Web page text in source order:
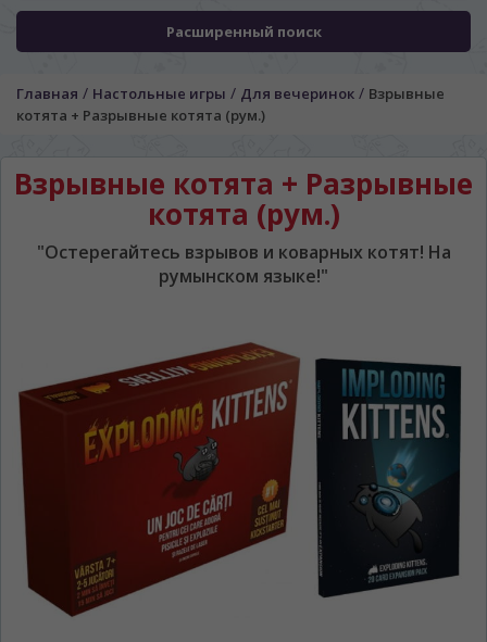
Расширенный поиск
Главная / Настольные игры / Для вечеринок / Взрывные
котята + Разрывные котята (рум.)
Взрывные котята + Разрывные
котята (рум.)
"Остерегайтесь взрывов и коварных котят! На
румынском языке!"
ЯЗЫК САЙТА / LIMBA SITE-ULUI
În ce limbă ați dori să vedeți site-ul nostru?
Беспокоим Вас только один раз, далее
сохраним Ваш выбор языка.
Vă vom deranja doar o singură dată, apoi vă
vom salva alegerea limbii.
Если вы хотите переключить язык
сайта, то это можно всегда сделать в
правом верхнем углу страницы.
Dacă doriți să schimbați limba site-ului, puteți
oricând să faceți asta în colțul din dreapta sus